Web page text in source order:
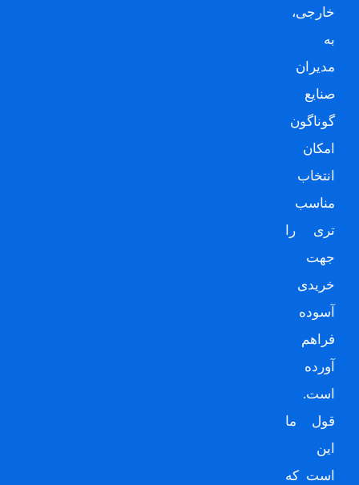
خارجی،
به
مدیران
صنایع
گوناگون
امکان
انتخاب
مناسب
تری را
جهت
خریدی
آسوده
فراهم
آورده
است.
قول ما
این
است که